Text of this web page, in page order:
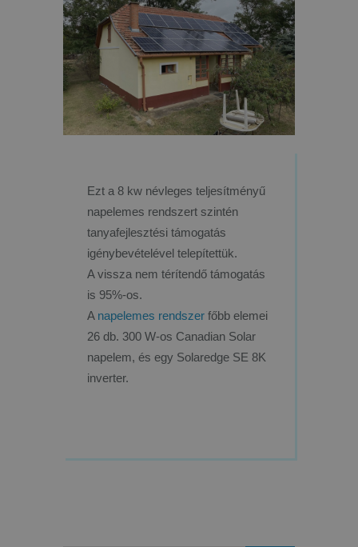
Ezt a 8 kw névleges teljesítményű
napelemes rendszert szintén
tanyafejlesztési támogatás
igénybevételével telepítettük.
A vissza nem térítendő támogatás
is 95%-os.
A napelemes rendszer főbb elemei
26 db. 300 W-os Canadian Solar
napelem, és egy Solaredge SE 8K
inverter.